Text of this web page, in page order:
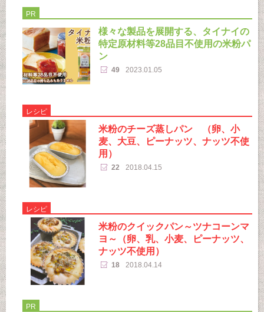
PR
様々な製品を展開する、タイナイの
特定原材料等28品目不使用の米粉パ
ン
49 2023.01.05
レシピ
米粉のチーズ蒸しパン （卵、小
麦、大豆、ピーナッツ、ナッツ不使
用）
22 2018.04.15
レシピ
米粉のクイックパン～ツナコーンマ
ヨ～（卵、乳、小麦、ピーナッツ、
ナッツ不使用）
18 2018.04.14
PR